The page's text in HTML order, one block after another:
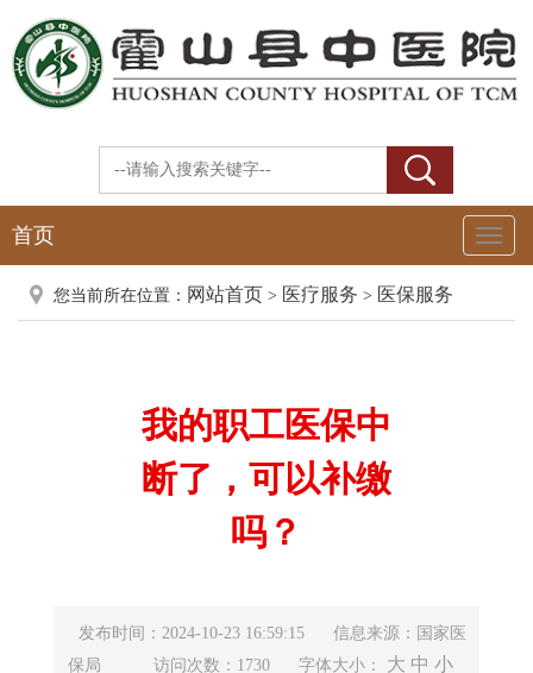
Toggle
首页
您当前所在位置： 网站首页 > 医疗服务 > 医保服务
我的职工医保中
断了，可以补缴
吗？
发布时间：2024-10-23 16:59:15
信息来源：国家医
保局
访问次数：1730 字体大小： 大 中 小